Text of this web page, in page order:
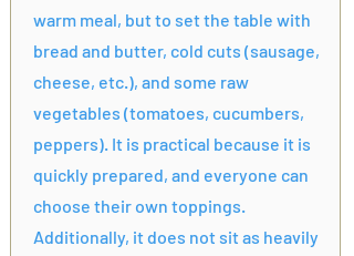
warm meal, but to set the table with
bread and butter, cold cuts (sausage,
cheese, etc.), and some raw
vegetables (tomatoes, cucumbers,
peppers). It is practical because it is
quickly prepared, and everyone can
choose their own toppings.
Additionally, it does not sit as heavily